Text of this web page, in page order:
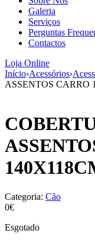
Galeria
Serviços
Perguntas
Contactos
Loja Online
Início›Acessórios›
ASSENTOS CARRO
Categoria: Cão
0€
Esgotado
aumenta a
probabilidade
de ver
conteúdo e
ofertas